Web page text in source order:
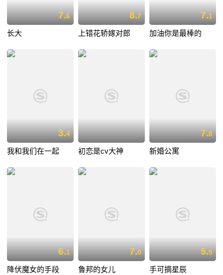
7.6
长大
8.7
上错花轿嫁对郎
7.1
加油你是最棒的
3.4
我和我们在一起 初恋是cv大神
7.8
新婚公寓
6.1
降伏魔女的手段
7.0
鲁邦的女儿
5.5
手可摘星辰